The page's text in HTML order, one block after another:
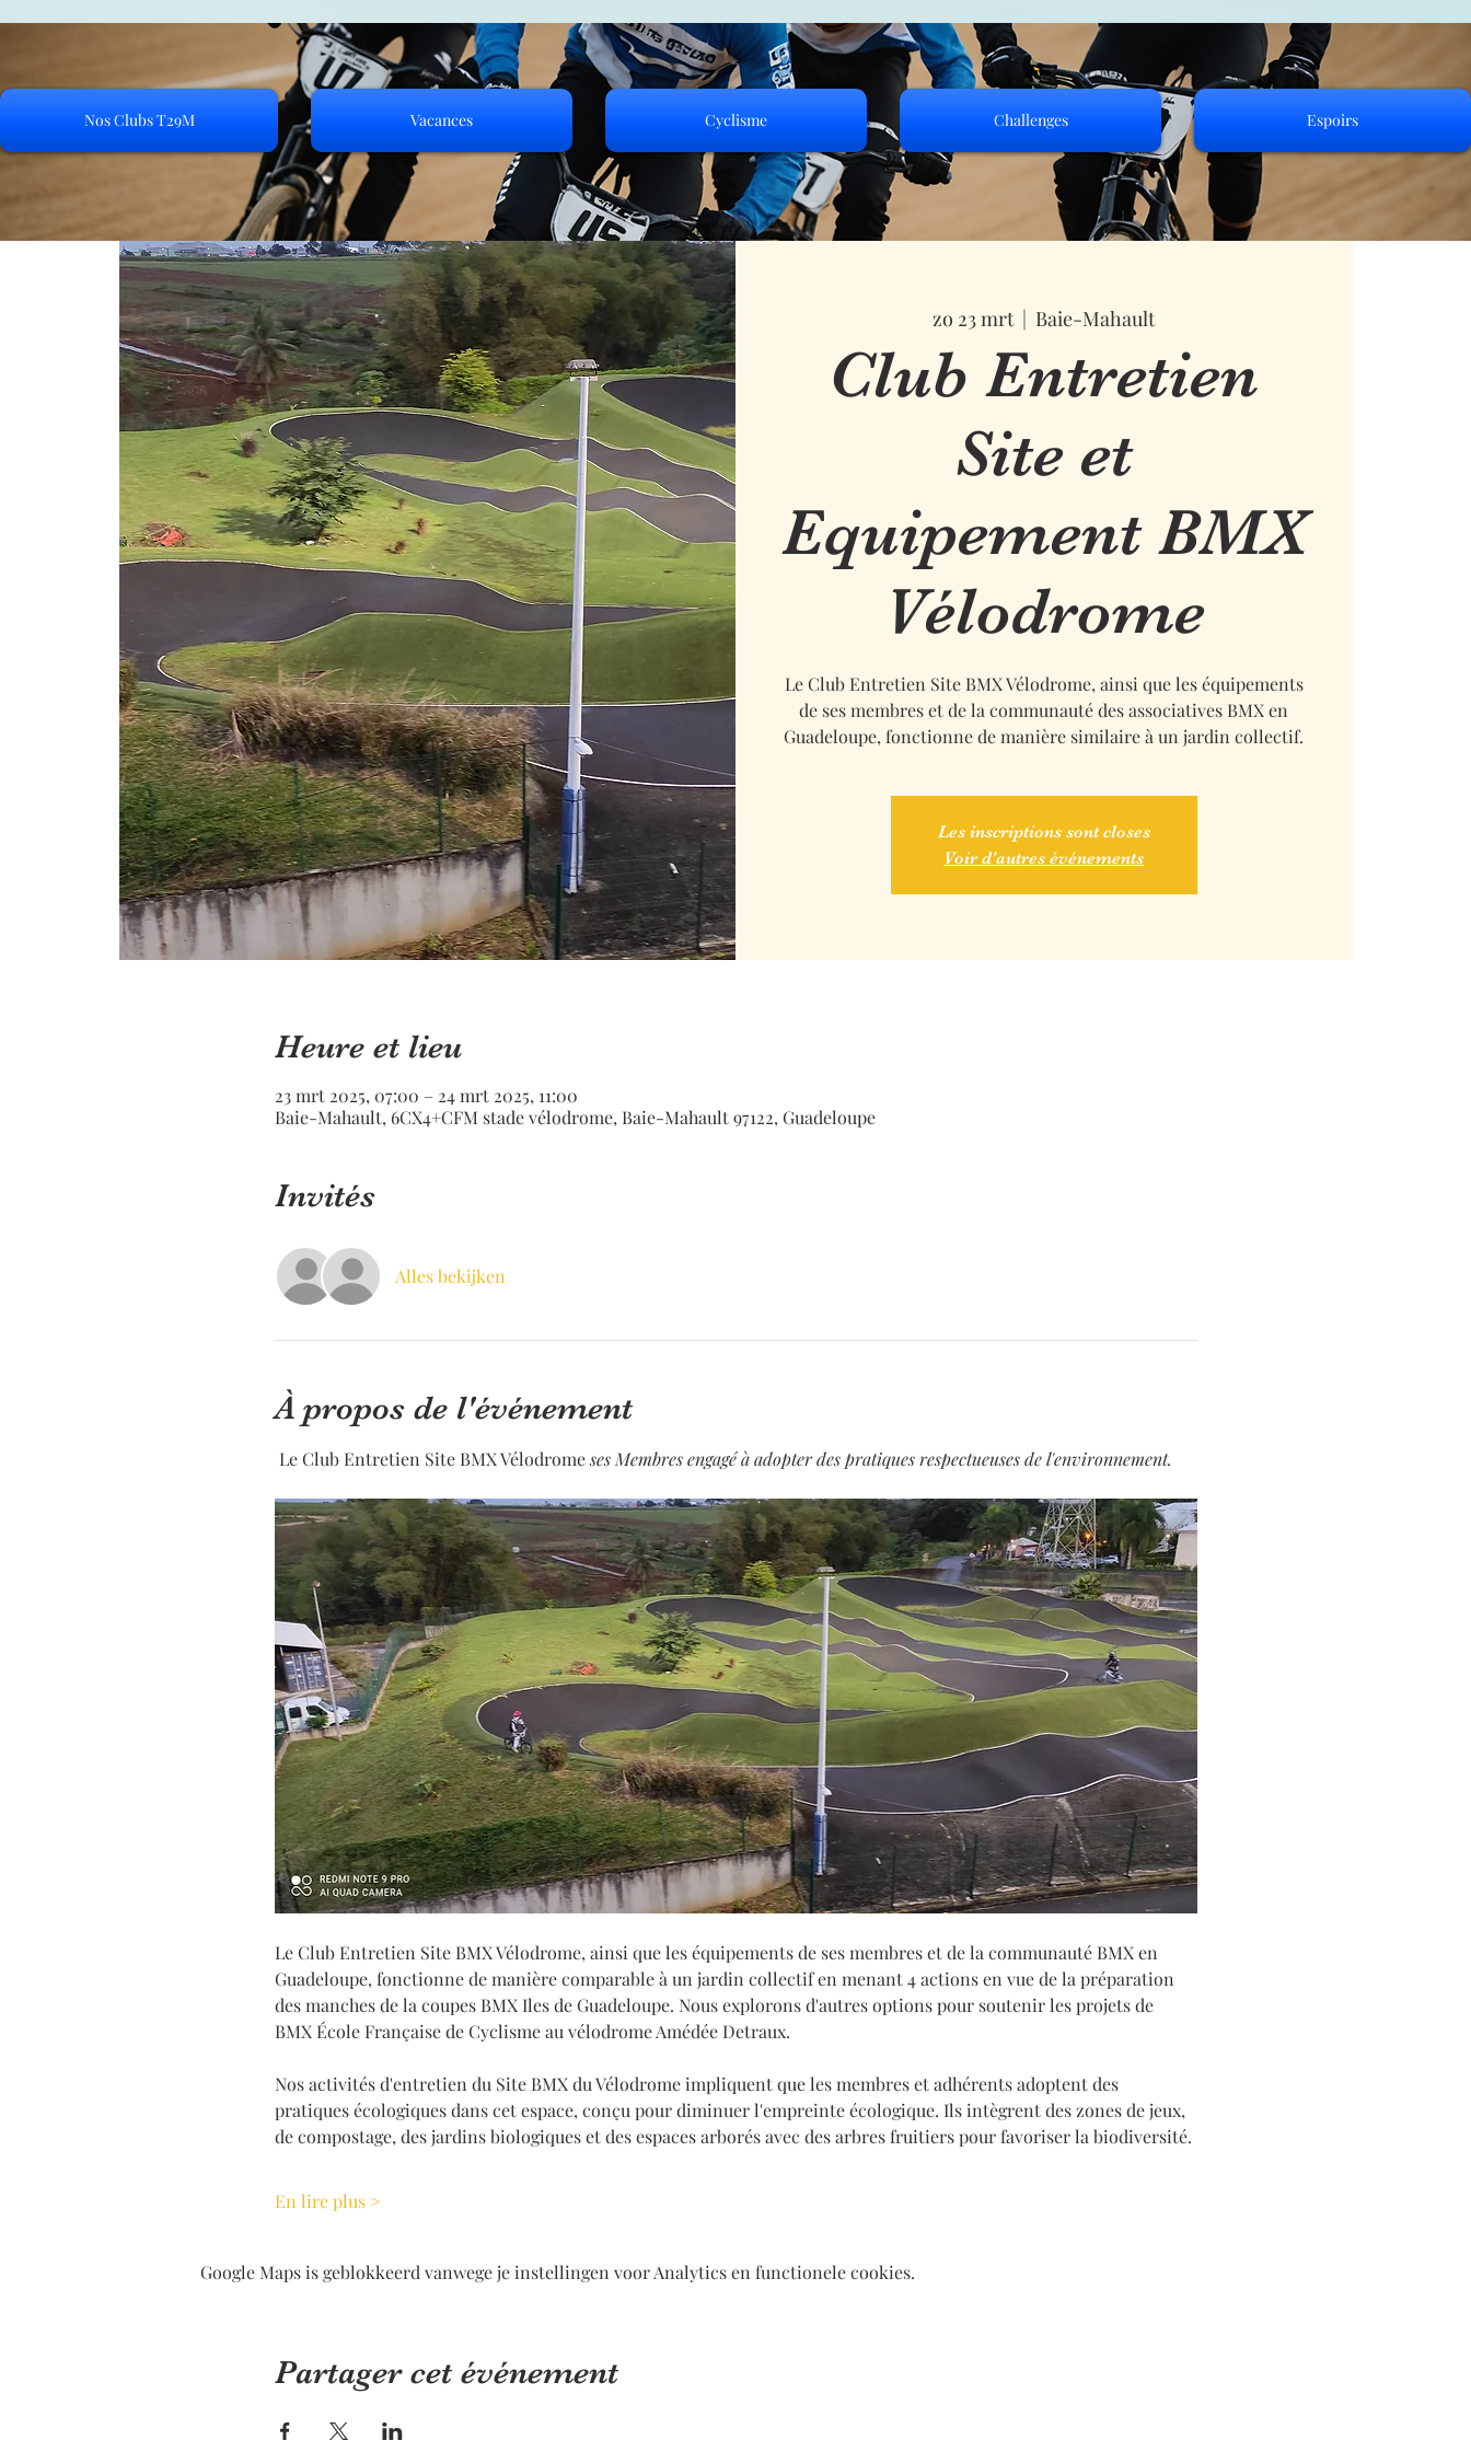
Nos Clubs T29M Vacances Cyclisme Challenges Espoirs
zo 23 mrt
  |
Baie-Mahault
Club Entretien
Site et
Equipement BMX
Vélodrome
Le Club Entretien Site BMX Vélodrome, ainsi que les équipements
de ses membres et de la communauté des associatives BMX en
Guadeloupe, fonctionne de manière similaire à un jardin collectif.
Les inscriptions sont closes
Voir d'autres événements
Heure et lieu
23 mrt 2025, 07:00 – 24 mrt 2025, 11:00
Baie-Mahault, 6CX4+CFM stade vélodrome, Baie-Mahault 97122, Guadeloupe
Invités
Alles bekijken
À propos de l'événement
Le Club Entretien Site BMX Vélodrome ses Membres engagé à adopter des pratiques respectueuses de l'environnement.
Le Club Entretien Site BMX Vélodrome, ainsi que les équipements de ses membres et de la communauté BMX en
Guadeloupe, fonctionne de manière comparable à un jardin collectif en menant 4 actions en vue de la préparation
des manches de la coupes BMX Iles de Guadeloupe. Nous explorons d'autres options pour soutenir les projets de
BMX École Française de Cyclisme au vélodrome Amédée Detraux.
Nos activités d'entretien du Site BMX du Vélodrome impliquent que les membres et adhérents adoptent des
pratiques écologiques dans cet espace, conçu pour diminuer l'empreinte écologique. Ils intègrent des zones de jeux,
de compostage, des jardins biologiques et des espaces arborés avec des arbres fruitiers pour favoriser la biodiversité.
En lire plus >
Google Maps is geblokkeerd vanwege je instellingen voor Analytics en functionele cookies.
Partager cet événement